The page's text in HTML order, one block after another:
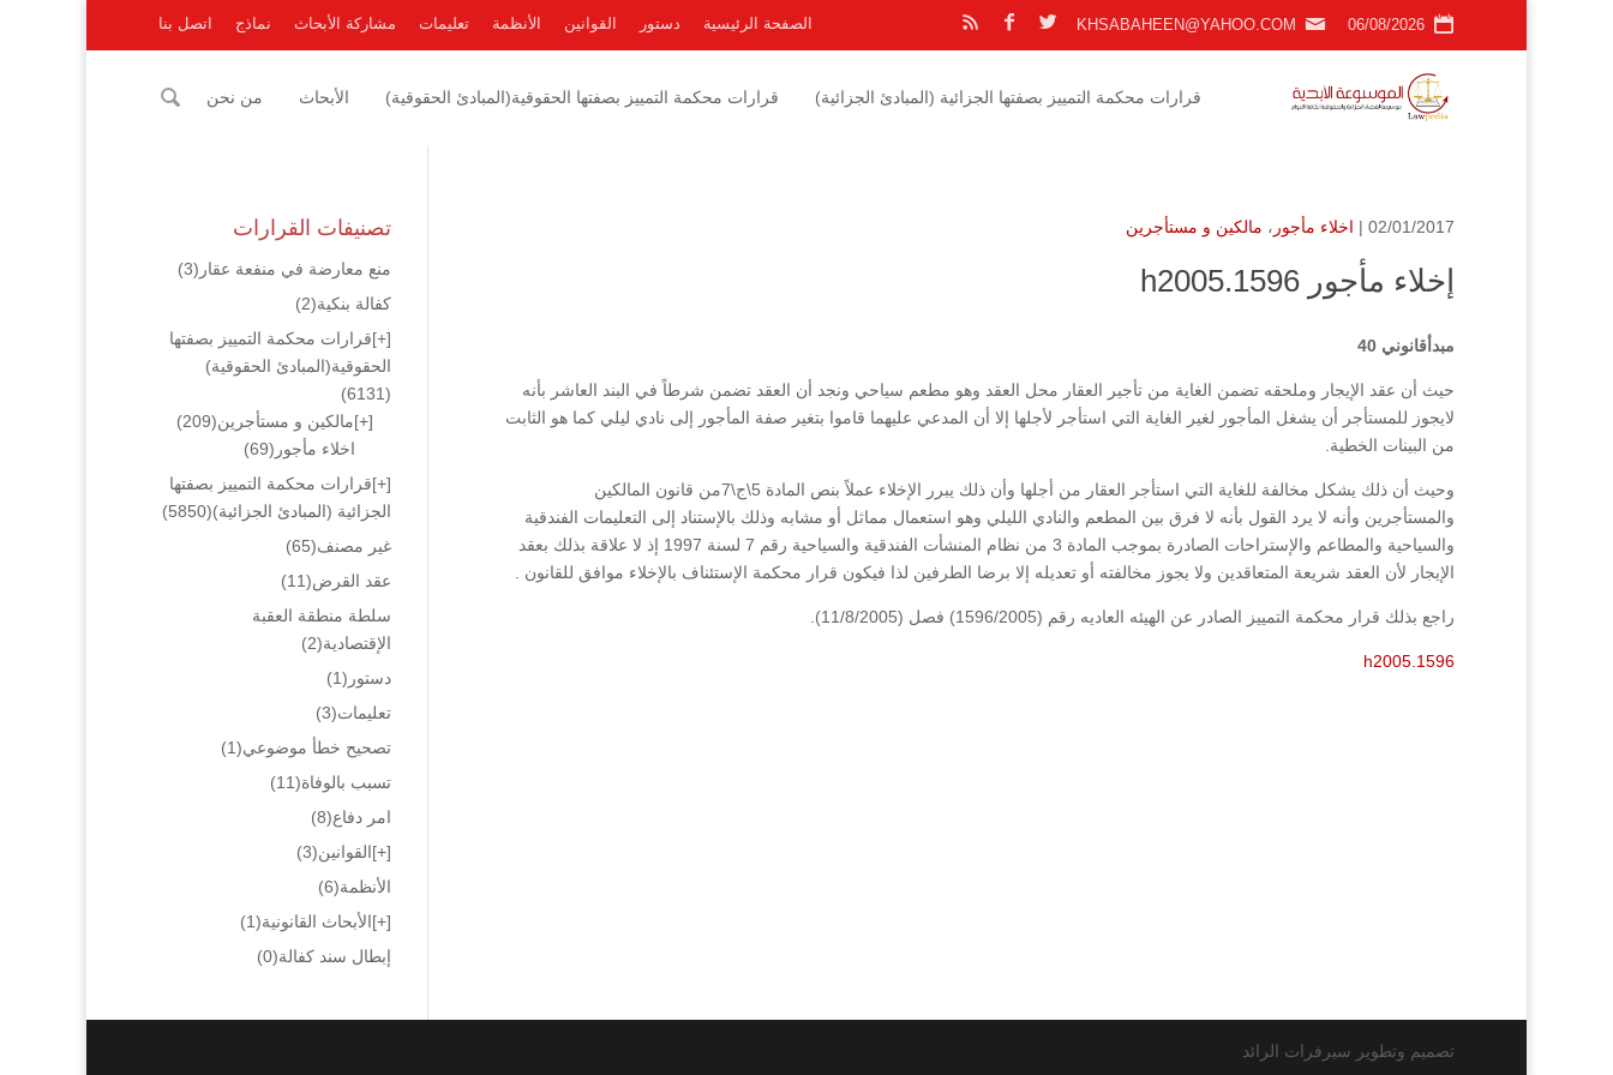
06/08/2026
KHSABAHEEN@YAHOO.COM الصفحة الرئيسية دستور القوانين الأنظمة تعليمات مشاركة الأبحاث نماذج اتصل بنا
قرارات محكمة التمييز بصفتها الجزائية (المبادئ الجزائية) قرارات محكمة التمييز بصفتها الحقوقية(المبادئ الحقوقية) الأبحاث من نحن
02/01/2017 | اخلاء مأجور ، مالكين و مستأجرين
إخلاء مأجور h2005.1596
مبدأقانوني 40
حيث أن عقد الإيجار وملحقه تضمن الغاية من تأجير العقار محل العقد وهو مطعم سياحي ونجد أن العقد تضمن شرطاً في البند العاشر بأنه
لايجوز للمستأجر أن يشغل المأجور لغير الغاية التي استأجر لأجلها إلا أن المدعي عليهما قاموا بتغير صفة المأجور إلى نادي ليلي كما هو الثابت
من البينات الخطية.
وحيث أن ذلك يشكل مخالفة للغاية التي استأجر العقار من أجلها وأن ذلك يبرر الإخلاء عملاً بنص المادة 5\ج\7من قانون المالكين
والمستأجرين وأنه لا يرد القول بأنه لا فرق بين المطعم والنادي الليلي وهو استعمال مماثل أو مشابه وذلك بالإستناد إلى التعليمات الفندقية
والسياحية والمطاعم والإستراحات الصادرة بموجب المادة 3 من نظام المنشأت الفندقية والسياحية رقم 7 لسنة 1997 إذ لا علاقة بذلك بعقد
الإيجار لأن العقد شريعة المتعاقدين ولا يجوز مخالفته أو تعديله إلا برضا الطرفين لذا فيكون قرار محكمة الإستئناف بالإخلاء موافق للقانون .
راجع بذلك قرار محكمة التمييز الصادر عن الهيئه العاديه رقم (1596/2005) فصل (11/8/2005).
h2005.1596
تصنيفات القرارات
منع معارضة في منفعة عقار (3)
كفالة بنكية(2)
[+]قرارات محكمة التمييز بصفتها
الحقوقية(المبادئ الحقوقية)
(6131)
[+]مالكين و مستأجرين(209)
اخلاء مأجور (69)
[+]قرارات محكمة التمييز بصفتها
الجزائية (المبادئ الجزائية)(5850)
غير مصنف(65)
عقد القرض(11)
سلطة منطقة العقبة
الإقتصادية(2)
دستور (1)
تعليمات(3)
تصحيح خطأ موضوعي(1)
تسبب بالوفاة(11)
امر دفاع(8)
[+]القوانين(3)
الأنظمة(6)
[+]الأبحاث القانونية(1)
إبطال سند كفالة(0)
تصميم وتطوير سيرفرات الرائد